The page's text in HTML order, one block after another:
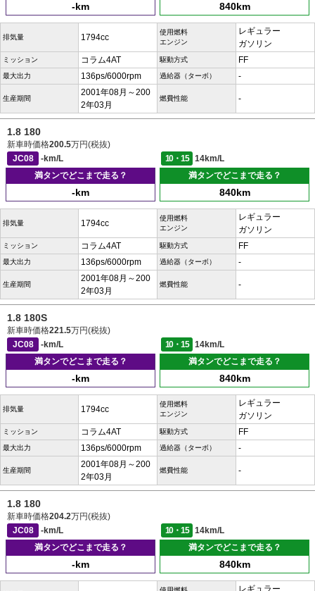
-km 840km
排気量 1794cc
使用燃料
エンジン
レギュラー
ガソリン
ミッション コラム4AT 駆動方式 FF
最大出力 136ps/6000rpm 過給器（ターボ） -
生産期間
2001年08月～200
2年03月
燃費性能 -
1.8 180
新車時価格200.5万円(税抜)
JC08
-km/L 10・15
14km/L
満タンでどこまで走る？
-km
満タンでどこまで走る？
840km
排気量 1794cc
使用燃料
エンジン
レギュラー
ガソリン
ミッション コラム4AT 駆動方式 FF
最大出力 136ps/6000rpm 過給器（ターボ） -
生産期間
2001年08月～200
2年03月
燃費性能 -
1.8 180S
新車時価格221.5万円(税抜)
JC08
-km/L 10・15
14km/L
満タンでどこまで走る？
-km
満タンでどこまで走る？
840km
排気量 1794cc
使用燃料
エンジン
レギュラー
ガソリン
ミッション コラム4AT 駆動方式 FF
最大出力 136ps/6000rpm 過給器（ターボ） -
生産期間
2001年08月～200
2年03月
燃費性能 -
1.8 180
新車時価格204.2万円(税抜)
JC08
-km/L 10・15
14km/L
満タンでどこまで走る？
-km
満タンでどこまで走る？
840km